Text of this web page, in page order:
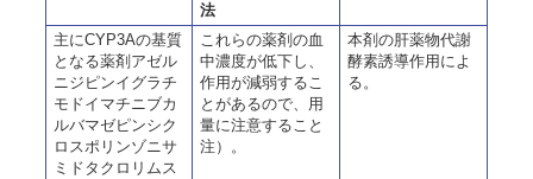
法
主にCYP3Aの基質
となる薬剤アゼル
ニジピンイグラチ
モドイマチニブカ
ルバマゼピンシク
ロスポリンゾニサ
ミドタクロリムス
これらの薬剤の血
中濃度が低下し、
作用が減弱するこ
とがあるので、用
量に注意すること
注）。
本剤の肝薬物代謝
酵素誘導作用によ
る。